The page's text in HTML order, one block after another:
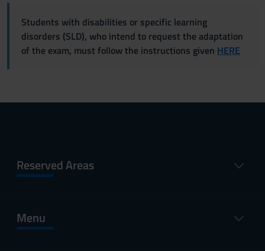
Students with disabilities or specific learning
disorders (SLD), who intend to request the adaptation
of the exam, must follow the instructions given HERE
Reserved Areas
Menu